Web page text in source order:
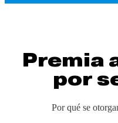
Premia
por
Por qué se